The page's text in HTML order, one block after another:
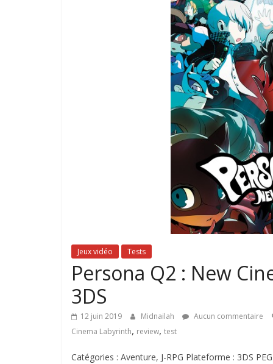
Jeux vidéo Tests
Persona Q2 : New
3DS
12 juin 2019 Midnailah
Aucun commentaire
Cinema Labyrinth, review, test
Catégories : Aventure, J-RPG Plateforme : 3DS